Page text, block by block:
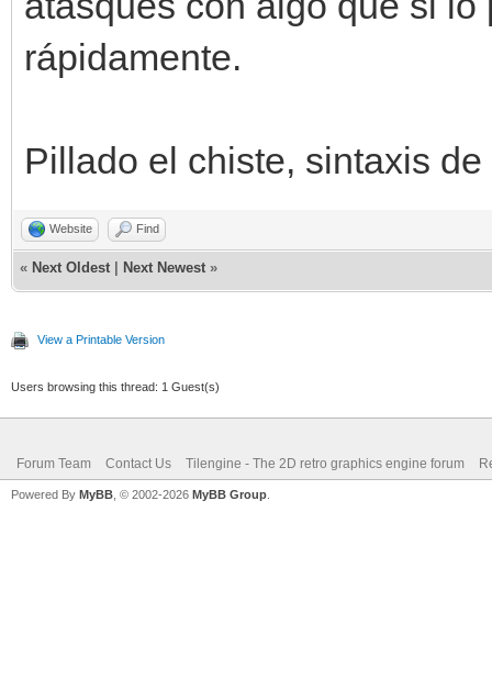
rápidamente.
Pillado el chiste, sintaxis de
Website Find
« Next Oldest Next Newest »
View a Printable Version
Users browsing this thread: 1 Guest(s)
Forum Team Contact Us Tilengine - The 2D retro graphics engine forum
Powered By MyBB , © 2002-2026 MyBB Group